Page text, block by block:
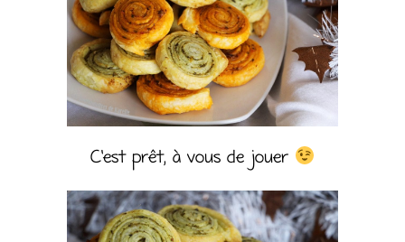
C’est prêt, à vous de jouer